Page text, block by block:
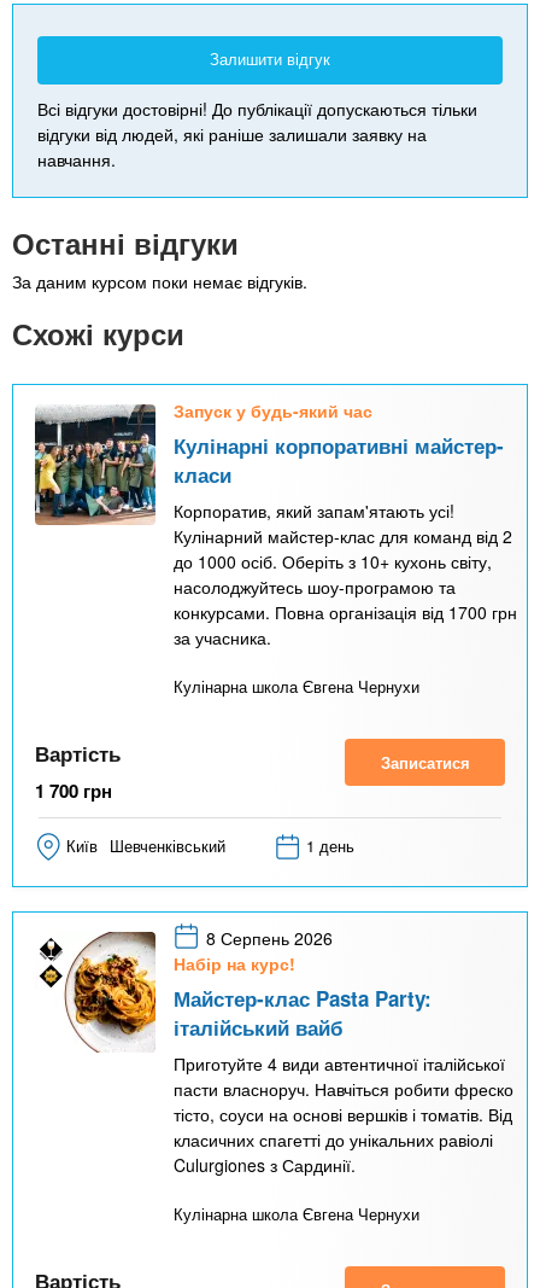
Залишити відгук
Всі відгуки достовірні! До публікації допускаються тільки
відгуки від людей, які раніше залишали заявку на
навчання.
Останні відгуки
За даним курсом поки немає відгуків.
Схожі курси
Запуск у будь-який час
Кулінарні корпоративні майстер-
класи
Корпоратив, який запам'ятають усі!
Кулінарний майстер-клас для команд від 2
до 1000 осіб. Оберіть з 10+ кухонь світу,
насолоджуйтесь шоу-програмою та
конкурсами. Повна організація від 1700 грн
за учасника.
Кулінарна школа Євгена Чернухи
Вартість
1 700 грн
Записатися
Київ Шевченківський 1 день
8 Серпень 2026
Набір на курс!
Майстер-клас Pasta Party:
італійський вайб
Приготуйте 4 види автентичної італійської
пасти власноруч. Навчіться робити фреско
тісто, соуси на основі вершків і томатів. Від
класичних спагетті до унікальних равіолі
Culurgiones з Сардинії.
Кулінарна школа Євгена Чернухи
Вартість